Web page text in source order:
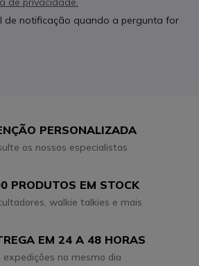
de notificação quando a pergunta for
PERSONALIZADA
os nossos especialistas
PRODUTOS EM STOCK
walkie talkies e mais
EM 24 A 48 HORAS
expedições no mesmo dia